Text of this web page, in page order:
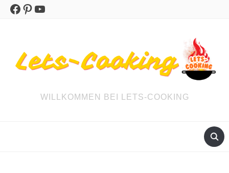
Facebook
Pinterest
YouTube
WILLKOMMEN BEI LETS-COOKING